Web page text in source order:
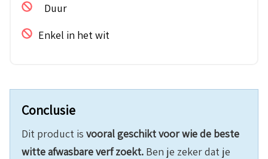
Duur
Enkel in het wit
Conclusie
Dit product is vooral geschikt voor wie de beste
witte afwasbare verf zoekt. Ben je zeker dat je